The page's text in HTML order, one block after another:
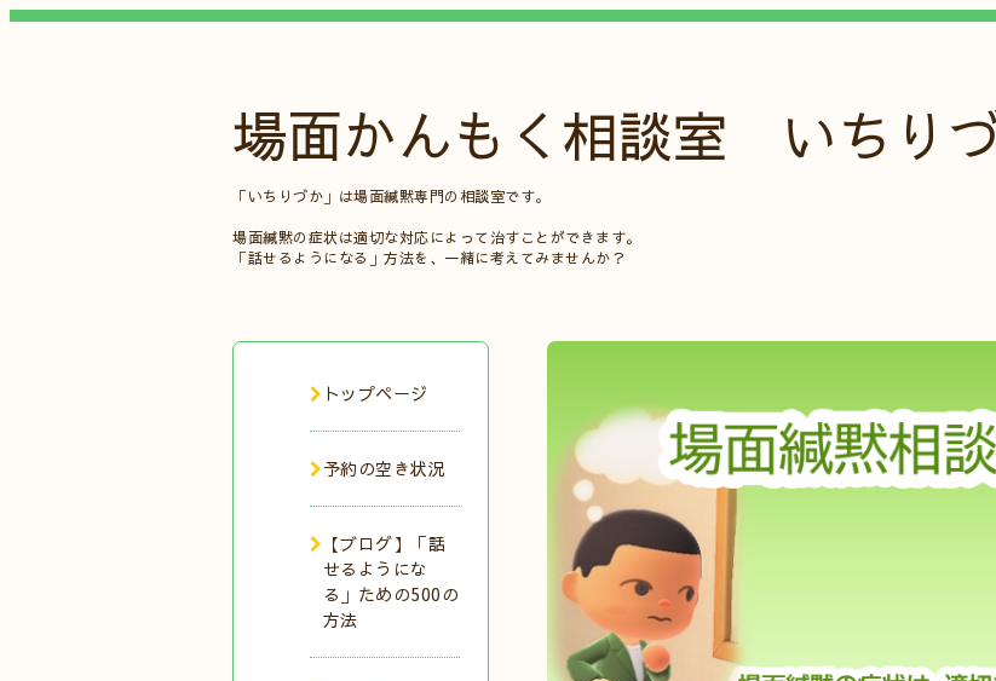
場面かんもく相談室 いちり
「いちりづか」は場面緘黙専門の相談室です。
場面緘黙の症状は適切な対応によって治すことができます。
「話せるようになる」方法を、一緒に考えてみませんか？
トップページ
予約の空き状況
【ブログ】「話
せるようにな
る」ための500の
方法